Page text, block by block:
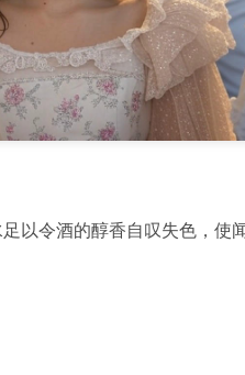
以令酒的醇香自叹失色，使